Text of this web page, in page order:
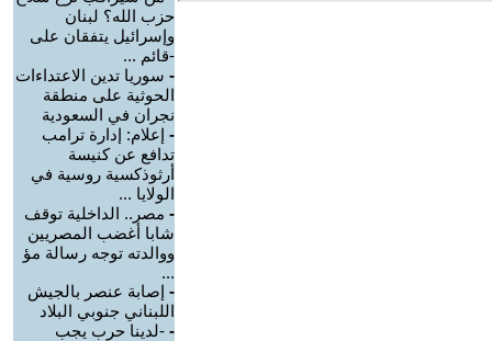
حزب الله؟ لبنان
وإسرائيل يتفقان على
-قائم ...
- سوريا تدين الاعتداءات
الحوثية على منطقة
نجران في السعودية
- إعلام: إدارة ترامب
تدافع عن كنيسة
أرثوذكسية روسية في
الولايا ...
- مصر.. الداخلية توقف
شابا أغضب المصريين
ووالدته توجه رسالة مؤ
...
- إصابة عنصر بالجيش
اللبناني جنوبي البلاد
- -لدينا حرب يجب